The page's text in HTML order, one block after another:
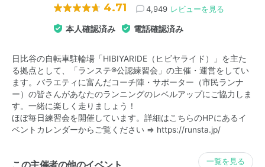
4.71 4,949 レビューを見る
本人確認済み 電話確認済み
日比谷の自転車駐輪場「HIBIYARIDE（ヒビヤライド）」を主た
る拠点として、「ランステ®公認練習会」の主催・運営をしてい
ます。バラエティに富んだコーチ陣・サポーター（市民ランナ
ー）の皆さんがあなたのランニングのレベルアップにご協力しま
す。一緒に楽しく走りましょう！
ほぼ毎日練習会を開催しています。詳細はこちらのHPにあるイ
ベントカレンダーからご覧ください ⇒ https://runsta.jp/
この主催者の他のイベント 一覧を見る